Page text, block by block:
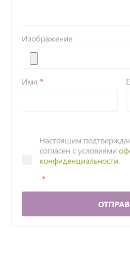
Изображение
Имя
Настоящим
согласен с условиями
конфиденциальности.